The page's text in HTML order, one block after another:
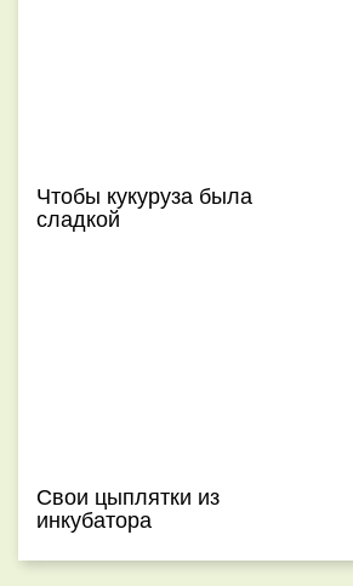
Чтобы кукуруза была
сладкой
Свои цыплятки из
инкубатора